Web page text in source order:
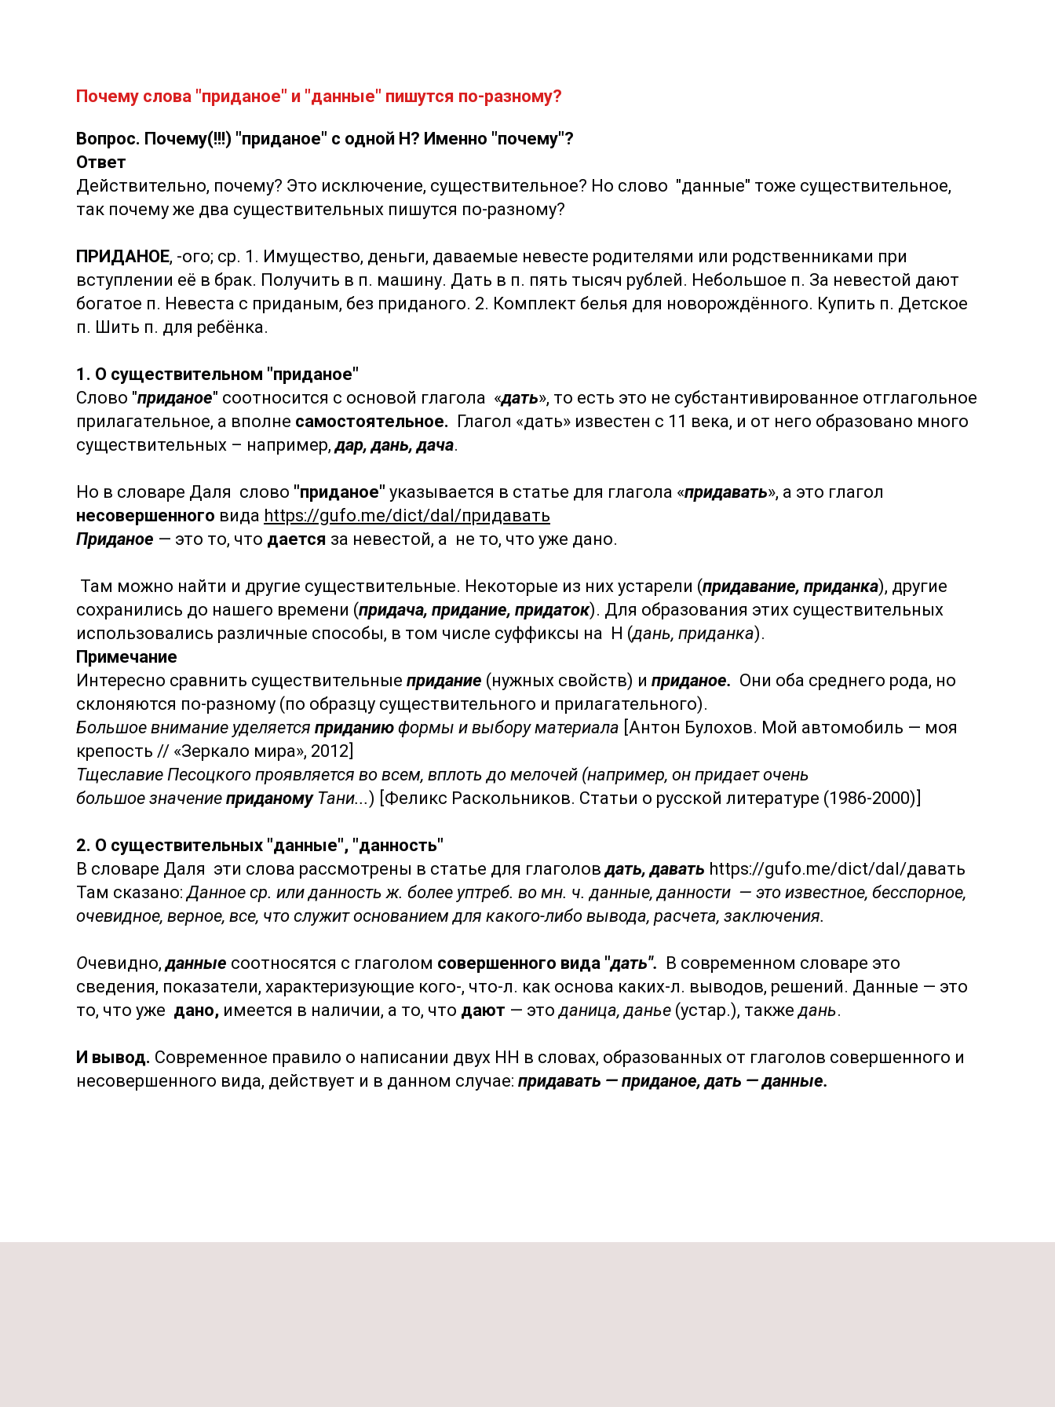
Почему слова "приданое" и "данные" пишутся по-разному?
Вопрос. Почему(!!!) "приданое" с одной Н? Именно "почему"?
Ответ
Действительно, почему? Это исключение, существительное? Но слово "данные" тоже существительное,
так почему же два существительных пишутся по-разному?
ПРИДАНОЕ, -ого; ср. 1. Имущество, деньги, даваемые невесте родителями или родственниками при
вступлении её в брак. Получить в п. машину. Дать в п. пять тысяч рублей. Небольшое п. За невестой дают
богатое п. Невеста с приданым, без приданого. 2. Комплект белья для новорождённого. Купить п. Детское
п. Шить п. для ребёнка.
1. О существительном "приданое"
Слово "приданое" соотносится с основой глагола «дать», то есть это не субстантивированное отглагольное
прилагательное, а вполне самостоятельное. Глагол «дать» известен с 11 века, и от него образовано много
существительных – например,дар, дань, дача.
Но в словаре Даля слово "приданое" указывается в статье для глагола «придавать», а это глагол
несовершенного вида https://gufo.me/dict/dal/придавать
Приданое — это то, что дается за невестой, а не то, что уже дано.
Там можно найти и другие существительные. Некоторые из них устарели (придавание, приданка), другие
сохранились до нашего времени (придача, придание, придаток). Для образования этих существительных
использовались различные способы, в том числе суффиксы на Н (дань, приданка).
Примечание
Интересно сравнить существительные придание (нужных свойств) и приданое. Они оба среднего рода, но
склоняются по-разному (по образцу существительного и прилагательного).
Большое внимание уделяется приданию формы и выбору материала [Антон Булохов. Мой автомобиль — моя
крепость // «Зеркало мира», 2012]
Тщеславие Песоцкого проявляется во всем, вплоть до мелочей (например, он придает очень
большое значение приданомуТани...) [Феликс Раскольников. Статьи о русской литературе (1986-2000)]
2. О существительных "данные", "данность"
В словаре Даля эти слова рассмотрены в статье для глаголовдать, давать https://gufo.me/dict/dal/давать
Там сказано:Данное ср. или данность ж. более уптреб. во мн. ч. данные, данности — это известное, бесспорное,
очевидное, верное, все, что служит основанием для какого-либо вывода, расчета, заключения.
Очевидно,данные соотносятся с глаголом совершенного вида "дать". В современном словаре это
сведения, показатели, характеризующие кого-, что-л. как основа каких-л. выводов, решений. Данные — это
то, что уже дано, имеется в наличии, а то, что дают — этоданица, данье (устар.), такжедань.
И вывод. Современное правило о написании двух НН в словах, образованных от глаголов совершенного и
несовершенного вида, действует и в данном случае: придавать — приданое, дать — данные.